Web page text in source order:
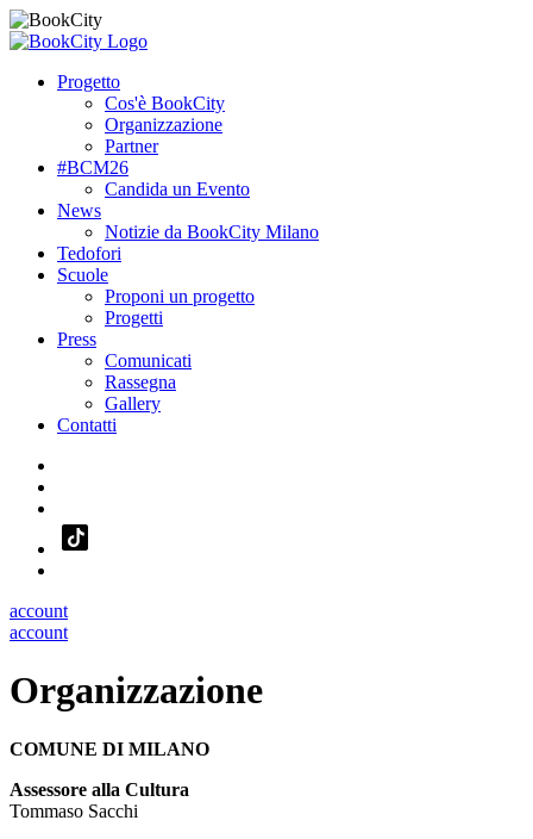
Progetto
Cos'è BookCity
Organizzazione
Partner
#BCM26
Candida un Evento
News
Notizie da BookCity Milano
Tedofori
Scuole
Proponi un progetto
Progetti
Press
Comunicati
Rassegna
Gallery
Contatti
account
account
Organizzazione
COMUNE DI MILANO
Assessore alla Cultura
Tommaso Sacchi